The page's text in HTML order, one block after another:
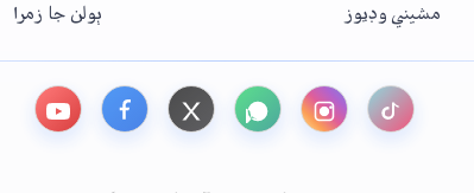
مشيني وڊيوز
ٻولن جا زمرا